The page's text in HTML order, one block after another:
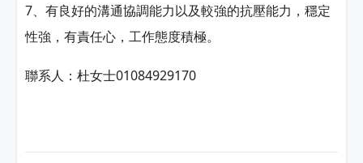
7、有良好的溝通協調能力以及較強的抗壓能力，穩定
性強，有責任心，工作態度積極。
聯系人：杜女士01084929170